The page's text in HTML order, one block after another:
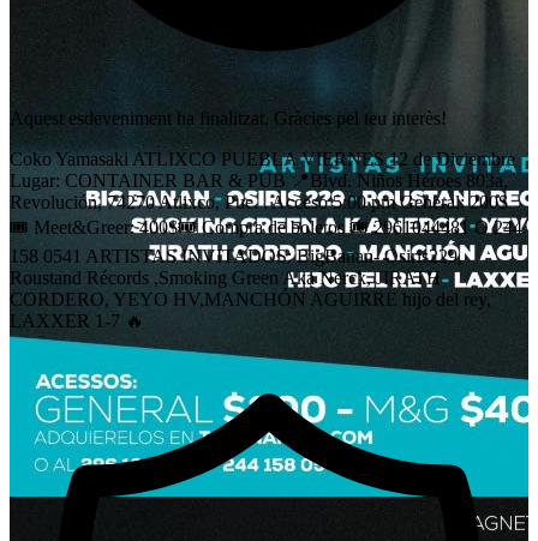
Aquest esdeveniment ha finalitzat. Gràcies pel teu interès!
Coko Yamasaki ATLIXCO PUEBLA VIERNES 12 de Diciembre
Lugar: CONTAINER BAR & PUB 📍Blvd. Niños Héroes 803a,
Revolución, 74270 Atlixco, Pue. . Acceso 5:00 pm General: 200$
🎟️ Meet&Greer: 400$🎟️ Compra de boletos 🎟️ 2961044481 O 244
158 0541 ARTISTAS INVITADOS: BigBanan- Osiris229,
Roustand Récords ,Smoking Green Aka Nerck, JIRATH
CORDERO, YEYO HV,MANCHÓN AGUIRRE hijo del rey,
LAXXER 1-7 🔥